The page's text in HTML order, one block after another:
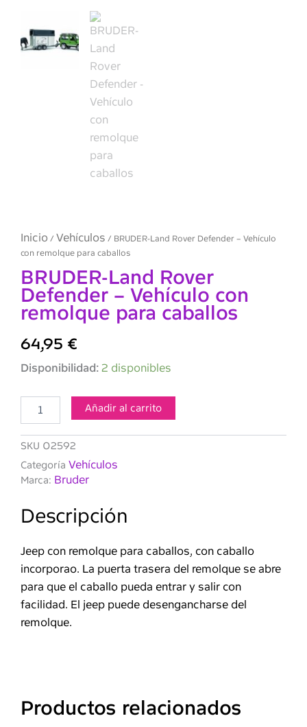
Inicio / Vehículos / BRUDER-Land Rover Defender – Vehículo
con remolque para caballos
BRUDER-Land Rover
Defender – Vehículo con
remolque para caballos
64,95 €
Disponibilidad: 2 disponibles
BRUDER-
Defender
Vehículo
con
remolque
para
Añadir al carrito
SKU 02592
Categoría Vehículos
Marca: Bruder
Descripción
Jeep con remolque para caballos, con caballo
incorporao. La puerta trasera del remolque se abre
para que el caballo pueda entrar y salir con
facilidad. El jeep puede desengancharse del
remolque.
Productos relacionados